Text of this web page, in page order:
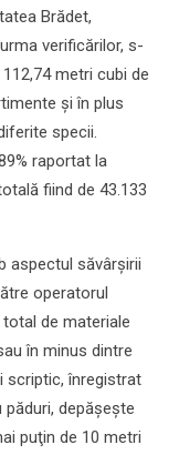
Brădet,
verificărilor, s-
metri cubi de
și în plus
specii.
raportat la
fiind de 43.133
aspectul săvârșirii
operatorul
de materiale
în minus dintre
scriptic, înregistrat
depăşeşte
puţin de 10 metri